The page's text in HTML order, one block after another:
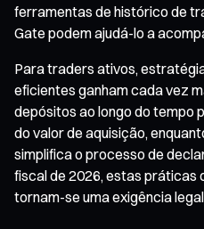
ferramentas de histórico de
Gate podem ajudá-lo a
Para traders ativos,
eficientes ganham cada vez
depósitos ao longo do tempo
do valor de aquisição,
simplifica o processo de
fiscal de 2026, estas práticas
tornam-se uma exigência